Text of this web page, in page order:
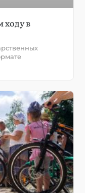
ходу в